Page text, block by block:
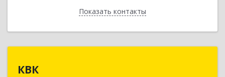
Показать контакты
Назад
КВК